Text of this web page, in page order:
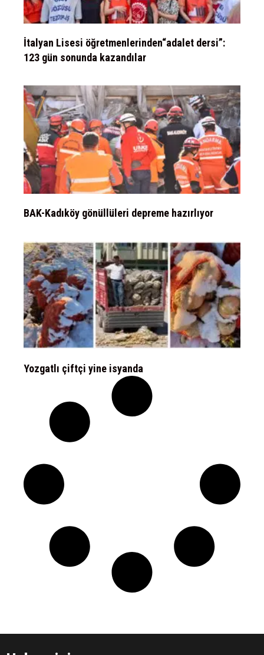
İtalyan Lisesi öğretmenlerinden“adalet dersi”:
123 gün sonunda kazandılar
BAK-Kadıköy gönüllüleri depreme hazırlıyor
Yozgatlı çiftçi yine isyanda